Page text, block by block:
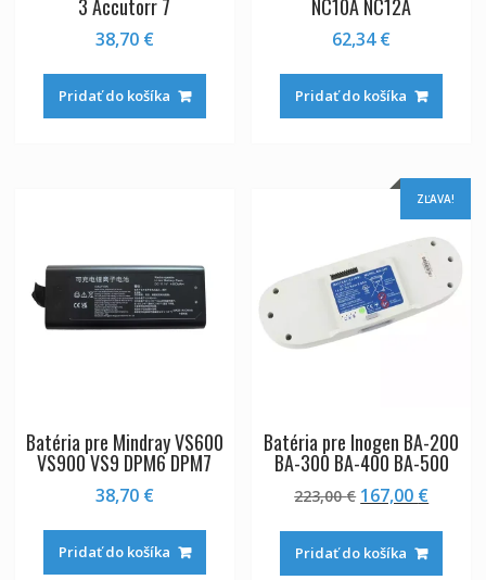
3 Accutorr 7
38,70 €
Pridať do košíka
NC10A NC12A
62,34€
Pridať do košíka
Batéria pre Mindray VS600
VS900 VS9 DPM6 DPM7
38,70 €
Pridať do košíka
ZĽAVA!
Batéria pre Inogen BA-200
BA-300 BA-400 BA-500
223,00€ Pôvodná
bola:
223,00 €.
167,00 €
Pridať do košíka